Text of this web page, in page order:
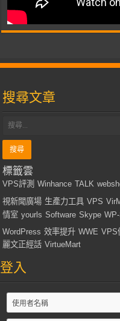
搜尋文章
標籤雲
VPS評測 Winhance TALK
視新聞廣場 生產力工具 VPS
情室 yourls Software Skype
WordPress 效率提升 WWE VPS
麗文正經話 VirtueMart
登入